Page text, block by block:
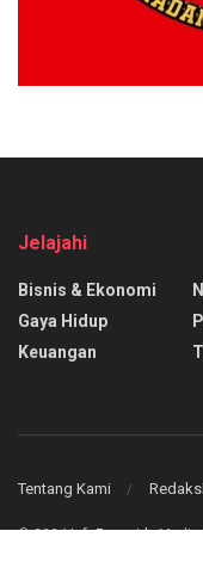
Jelajahi
Bisnis & Ekonomi
Gaya Hidup
Keuangan
Tentang Kami
© 2024InfoPasar.id- Media